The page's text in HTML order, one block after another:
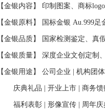
【金银内容】 印制图案、商标logo
【金银原料】 国标金银 Au.999足
【金银品质】 国家检测鉴定、真
【金银质量】 深度企业文创定制
【金银用途】 公司企业 机构团体
庆典礼品 开业上市 商务馈
福利表彰 形像宣传 周年庆